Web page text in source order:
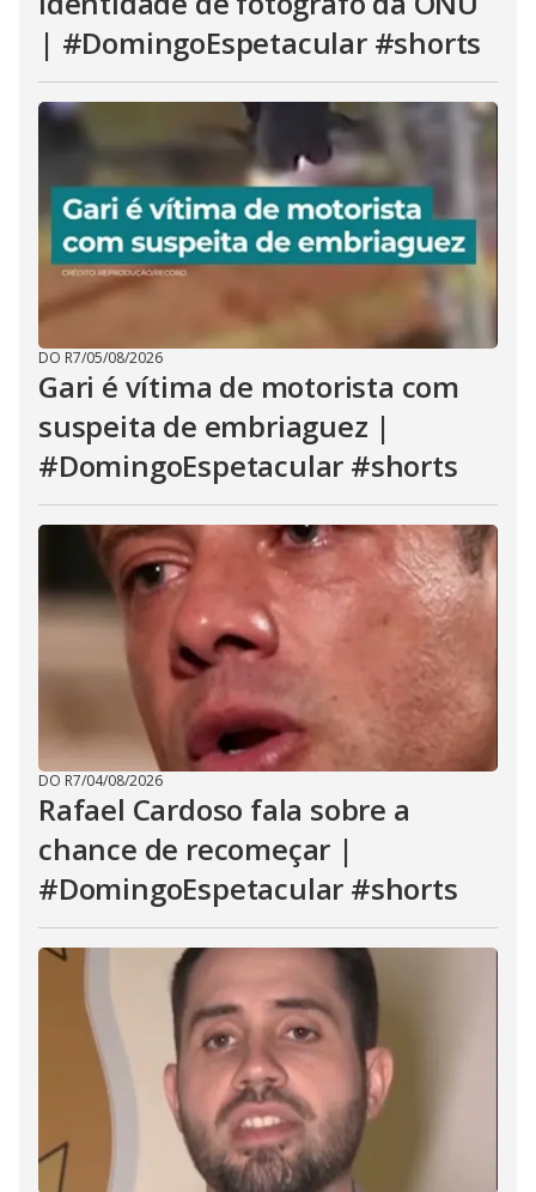
| #DomingoEspetacular #shorts
DO R7/05/08/2026
Gari é vítima de motorista com
suspeita de embriaguez |
#DomingoEspetacular #shorts
DO R7/04/08/2026
Rafael Cardoso fala sobre a
chance de recomeçar |
#DomingoEspetacular #shorts